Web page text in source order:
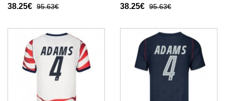
Heimtrikot WM 2026
38.25€ 95.63€
Auswärtstrikot WM 2026
38.25€ 95.63€